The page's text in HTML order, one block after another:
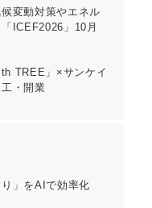
変動対策やエネル
ICEF2026」10月
TREE」×サンケイ
・開業
」をAIで効率化